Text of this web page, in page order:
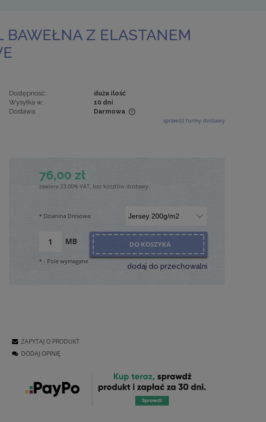
BAWEŁNA Z ELASTANEM
Dostępność:
duża ilość
Wysyłka w:
10 dni
Dostawa:
Darmowa
sprawdź formy dostawy
76,00 zł
zawiera 23.00% VAT, bez kosztów dostawy
* Dzianina Dresowa:
MB DO KOSZYKA
dodaj do przechowalni
*- Pole wymagane
ZAPYTAJ O PRODUKT
DODAJ OPINIĘ